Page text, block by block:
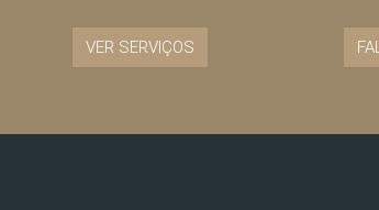
VER SERVIÇOS